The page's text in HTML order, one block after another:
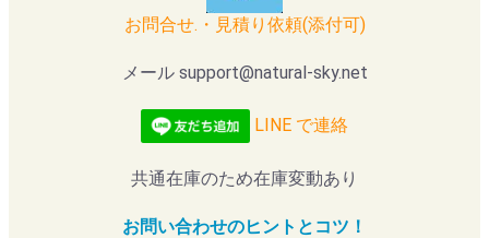
お問合せ.・見積り依頼(添付可)
メール support@natural-sky.net
LINE で連絡
共通在庫のため在庫変動あり
お問い合わせのヒントとコツ！